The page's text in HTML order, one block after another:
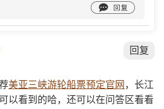

回复
美亚三峡游轮船票预定官网 ，长江
以看到的哈，还可以在问答区看看